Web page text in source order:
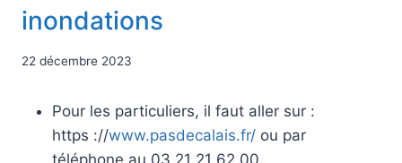
inondations
22 décembre 2023
Pour les particuliers, il faut aller sur :
https ://www.pasdecalais.fr/ ou par
téléphone au 03 21 21 62 00